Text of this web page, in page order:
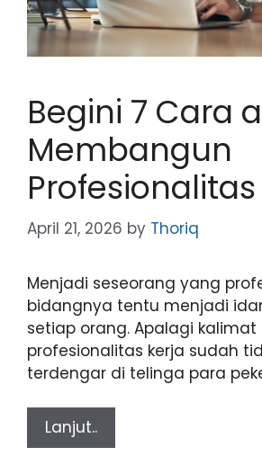
Begini 7 Cara
Membangun
Profesionalitas
April 21, 2026 by Thoriq
Menjadi seseorang yang
bidangnya tentu menjadi
setiap orang. Apalagi kalimat
profesionalitas kerja sudah
terdengar di telinga para
Lanjut..